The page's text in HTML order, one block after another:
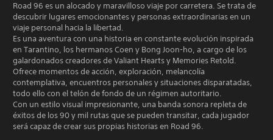
Road 96 es un alocado y maravilloso viaje por carretera. Se trata de
descubrir lugares emocionantes y personas extraordinarias en un
viaje personal hacia la libertad.
Es una aventura con una historia en constante evolución inspirada
en Tarantino, los hermanos Coen y Bong Joon-ho, a cargo de los
galardonados creadores de Valiant Hearts y Memories Retold.
Ofrece momentos de acción, exploración, melancolía
contemplativa, encuentros personales y situaciones disparatadas,
todo ello con el telón de fondo de un régimen autoritario.
Con un estilo visual impresionante, una banda sonora repleta de
éxitos de los 90 y mil rutas que se pueden transitar, cada jugador
será capaz de crear sus propias historias en Road 96.